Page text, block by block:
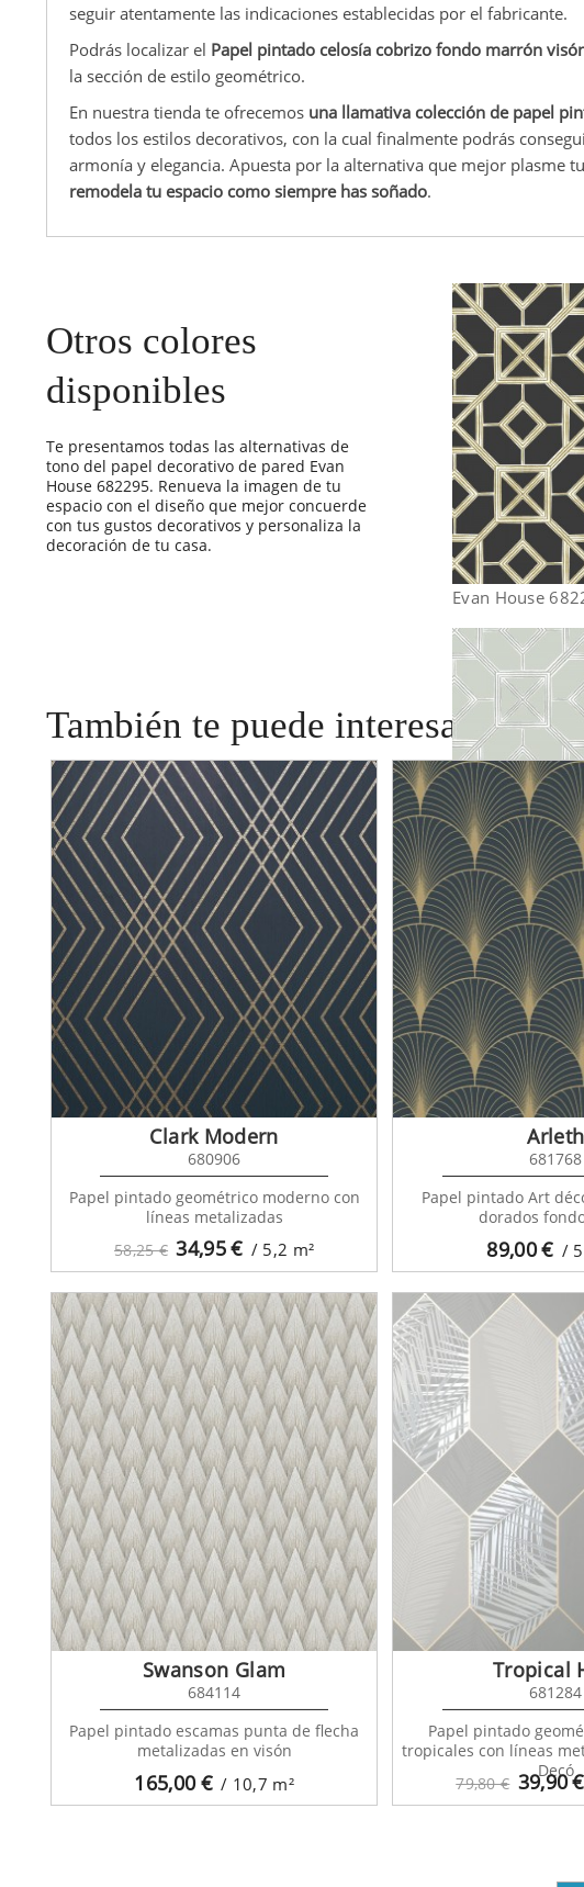
seguir atentamente las indicaciones establecidas por el fabricante.
Podrás localizar el Papel pintado celosía cobrizo fondo marrón
la sección de estilo geométrico.
En nuestra tienda te ofrecemos una llamativa colección de papel
todos los estilos decorativos, con la cual finalmente podrás
armonía y elegancia. Apuesta por la alternativa que mejor plasme
remodela tu espacio como siempre has soñado.
Otros colores
disponibles
Te presentamos todas las alternativas de
tono del papel decorativo de pared Evan
House 682295. Renueva la imagen de tu
espacio con el diseño que mejor concuerde
con tus gustos decorativos y personaliza la
decoración de tu casa.
Evan House
Evan House
También te puede interesar
58,25 € 34,95€ / 5,2 m²
Clark Modern
680906
Papel pintado geométrico moderno con
líneas metalizadas
89,00€ /
Arleth
681768
Papel pintado Art
dorados
165,00€ / 10,7 m²
Swanson Glam
684114
Papel pintado escamas punta de flecha
metalizadas en visón
79,80 € 39,90€
Tropical
681284
Papel pintado
tropicales con líneas
Decó